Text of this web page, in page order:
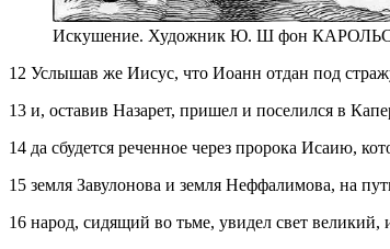
Искушение. Художник Ю. Ш фон
12 Услышав же Иисус, что Иоанн отдан под
13 и, оставив Назарет, пришел и поселился в
14 да сбудется реченное через пророка Исаию,
15 земля Завулонова и земля Неффалимова, на
16 народ, сидящий во тьме, увидел свет